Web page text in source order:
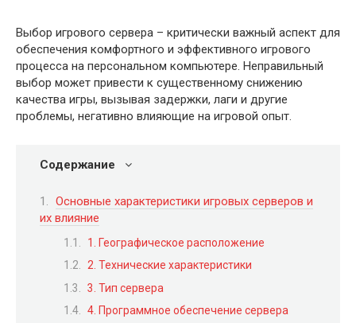
Выбор игрового сервера – критически важный аспект для
обеспечения комфортного и эффективного игрового
процесса на персональном компьютере. Неправильный
выбор может привести к существенному снижению
качества игры, вызывая задержки, лаги и другие
проблемы, негативно влияющие на игровой опыт.
Содержание
Основные характеристики игровых серверов и
их влияние
1. Географическое расположение
2. Технические характеристики
3. Тип сервера
4. Программное обеспечение сервера